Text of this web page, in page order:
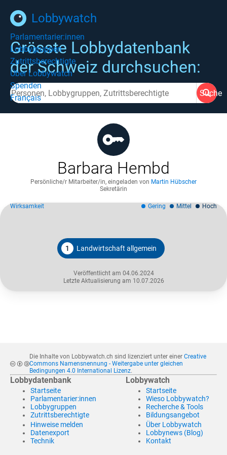
Lobbywatch
Parlamentarier:innen
Lobbygruppen
Zutrittsberechtigte
Über Lobbywatch
Spenden
Français
Grösste Lobbydatenbank
der Schweiz durchsuchen:
Suche
Barbara Hembd
Persönliche/r Mitarbeiter/in, eingeladen von Martin Hübscher
Sekretärin
1 Landwirtschaft allgemein
Veröffentlicht am 04.06.2024
Letzte Aktualisierung am 10.07.2026
Wirksamkeit Gering Mittel Hoch
Die Inhalte von Lobbywatch.ch sind lizenziert unter einer Creative
Commons Namensnennung - Weitergabe unter gleichen
Bedingungen 4.0 International Lizenz.
Lobbydatenbank
Startseite
Parlamentarier:innen
Lobbygruppen
Zutrittsberechtigte
Hinweise melden
Datenexport
Technik
Lobbywatch
Startseite
Wieso Lobbywatch?
Recherche & Tools
Bildungsangebot
Über Lobbywatch
Lobbynews (Blog)
Kontakt